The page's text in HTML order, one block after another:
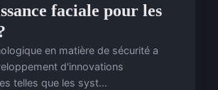
faciale pour les
en matière de sécurité a
d'innovations
telles que les syst...